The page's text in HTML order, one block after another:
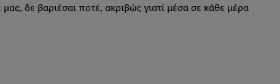
δε βαριέσαι ποτέ, ακριβώς γιατί μέσα σε κάθε μέρα